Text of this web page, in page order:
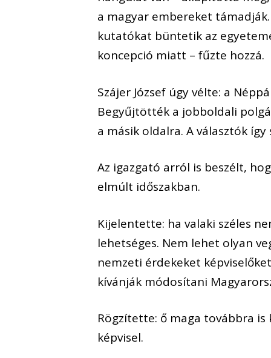
a magyar embereket
kutatókat büntetik az
koncepció miatt – fűzte hozzá.
Szájer József úgy vélte: a
Begyűjtötték a jobboldali
a másik oldalra. A választók
Az igazgató arról is beszélt,
elmúlt időszakban.
Kijelentette: ha valaki széles
lehetséges. Nem lehet olyan
nemzeti érdekeket
kívánják módosítani
Rögzítette: ő maga továbbra
képvisel.